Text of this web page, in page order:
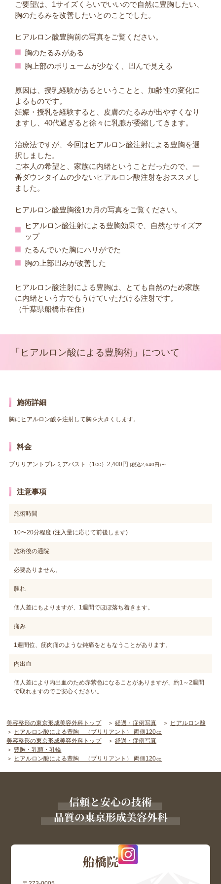
ご要望は、1サイズくらいでいいので自然に豊胸したい、
胸のたるみを改善したいとのことでした。
ヒアルロン酸豊胸前の写真をご覧ください。
胸のたるみがある
胸上部のボリュームが少なく、凹んで見える
原因は、授乳経験があるということと、加齢性の変化に
よるものです。
妊娠・授乳を経験すると、皮膚のたるみが出やすくなり
ますし、40代過ぎると徐々に乳腺が委縮してきます。
治療法ですが、今回はヒアルロン酸注射による豊胸を選
択しました。
ご本人の希望と、家族に内緒ということだったので、一
番ダウンタイムの少ないヒアルロン酸注射をおススメし
ました。
ヒアルロン酸豊胸後1カ月の写真をご覧ください。
ヒアルロン酸注射による豊胸効果で、自然なサイズア
ップ
たるんでいた胸にハリがでた
胸の上部凹みが改善した
ヒアルロン酸注射による豊胸は、とても自然のため家族
に内緒という方でもうけていただける注射です。
（千葉県船橋市在住）
「ヒアルロン酸による豊胸術」について
施術詳細
胸にヒアルロン酸を注射して胸を大きくします。
料金
ブリリアントプレミアバスト（1cc）2,400円 (税込2,640円)～
注意事項
施術時間
10〜20分程度 (注入量に応じて前後します)
施術後の通院
必要ありません。
腫れ
個人差にもよりますが、1週間でほぼ落ち着きます。
痛み
1週間位、筋肉痛のような鈍痛をともなうことがあります。
内出血
個人差により内出血のため赤紫色になることがありますが、約1～2週間
で取れますのでご安心ください。
美容整形の東京形成美容外科トップ 経過・症例写真
ヒアルロン酸
ヒアルロン酸による豊胸 （ブリリアント） 両側120㏄
美容整形の東京形成美容外科トップ
経過・症例写真
豊胸・乳頭・乳輪
ヒアルロン酸による豊胸 （ブリリアント） 両側120㏄
信頼と安心の技術
品質の東京形成美容外科
船橋院